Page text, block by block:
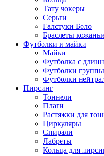
Тату чокеры
Серьги
Галстуки Боло
Браслеты
Футболки и майки
Майки
Футболка с
Футболки группы
Футболки
Пирсинг
Тоннели
Плаги
Растяжки для
Циркуляры
Спирали
Лабреты
Кольца для